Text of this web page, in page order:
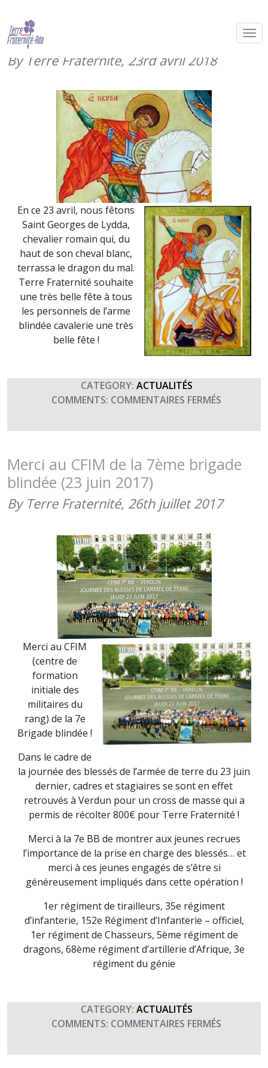
Saint Georges, patron des cavaliers
(23 avril 2018)
By Terre Fraternité, 23rd avril 2018
En ce 23 avril, nous fêtons
Saint Georges de Lydda,
chevalier romain qui, du
haut de son cheval blanc,
terrassa le dragon du mal.
Terre Fraternité souhaite
une très belle fête à tous
les personnels de l’arme
blindée cavalerie une très
belle fête !
CATEGORY: ACTUALITÉS
COMMENTS: COMMENTAIRES FERMÉS
GEORGES,
DES
AVRIL
Merci au CFIM de la 7ème brigade
blindée (23 juin 2017)
By Terre Fraternité, 26th juillet 2017
Merci au CFIM
(centre de
formation
initiale des
militaires du
rang) de la 7e
Brigade blindée !
Dans le cadre de
la journée des blessés de l’armée de terre du 23 juin
dernier, cadres et stagiaires se sont en effet
retrouvés à Verdun pour un cross de masse qui a
permis de récolter 800€ pour Terre Fraternité !
Merci à la 7e BB de montrer aux jeunes recrues
l’importance de la prise en charge des blessés… et
merci à ces jeunes engagés de s’être si
généreusement impliqués dans cette opération !
1er régiment de tirailleurs, 35e régiment
d’infanterie, 152e Régiment d’Infanterie – officiel,
1er régiment de Chasseurs, 5ème régiment de
dragons, 68ème régiment d’artillerie d’Afrique, 3e
régiment du génie
CATEGORY: ACTUALITÉS
COMMENTS: COMMENTAIRES FERMÉS
AU